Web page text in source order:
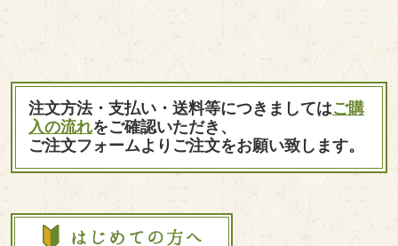
注文方法・支払い・送料等につきましてはご購
入の流れをご確認いただき、
ご注文フォームよりご注文をお願い致します。